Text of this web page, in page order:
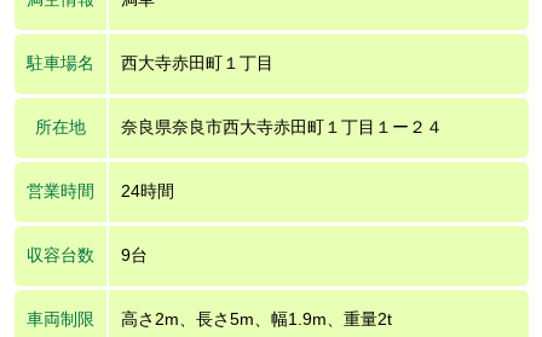
駐車場名 西大寺赤田町１丁目
所在地 奈良県奈良市西大寺赤田町１丁目１ー２４
営業時間 24時間
収容台数 9台
車両制限 高さ2m、長さ5m、幅1.9m、重量2t